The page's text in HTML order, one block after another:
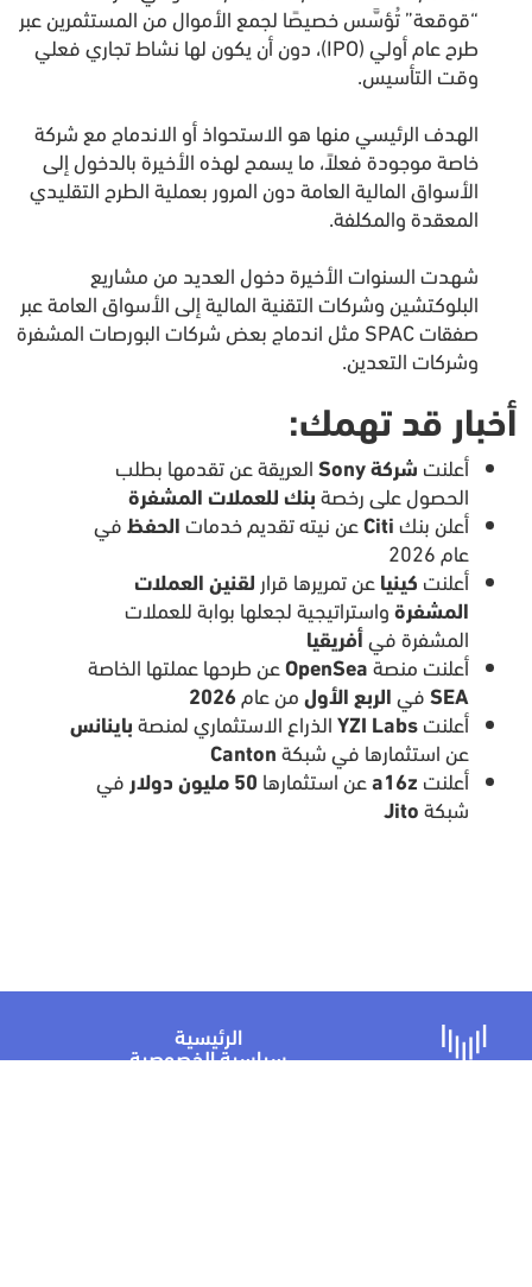
“قوقعة” تُؤسَّس خصيصًا لجمع الأموال من المستثمرين عبر
طرح عام أولي (IPO)، دون أن يكون لها نشاط تجاري فعلي
وقت التأسيس.
الهدف الرئيسي منها هو الاستحواذ أو الاندماج مع شركة
خاصة موجودة فعلاً، ما يسمح لهذه الأخيرة بالدخول إلى
الأسواق المالية العامة دون المرور بعملية الطرح التقليدي
المعقدة والمكلفة.
شهدت السنوات الأخيرة دخول العديد من مشاريع
البلوكتشين وشركات التقنية المالية إلى الأسواق العامة عبر
صفقات SPAC مثل اندماج بعض شركات البورصات المشفرة
وشركات التعدين.
أخبار قد تهمك:
أعلنت شركة Sony
العريقة عن تقدمها بطلب
الحصول على رخصةبنك للعملات المشفرة
أعلن بنكCitiعن نيته تقديم خدماتالحفظفي
عام 2026
أعلنت كينياعن تمريرها قرار لقنين العملات
المشفرةواستراتيجية لجعلها بوابة للعملات
المشفرة فيأفريقيا
أعلنت منصةOpenSeaعن طرحها عملتها الخاصة
SEAفي الربع الأولمن عام 2026
أعلنتYZI Labsالذراع الاستثماري لمنصةباينانس
عن استثمارها في شبكةCanton
أعلنت a16zعن استثمارها 50 مليون دولار
في
شبكةJito
سياسية الخصوصية
الرئيسية